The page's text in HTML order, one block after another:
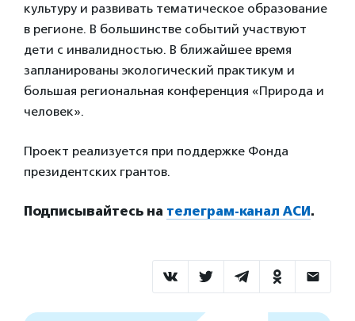
культуру и развивать тематическое образование
в регионе. В большинстве событий участвуют
дети с инвалидностью. В ближайшее время
запланированы экологический практикум и
большая региональная конференция «Природа и
человек».
Проект реализуется при поддержке Фонда
президентских грантов.
Подписывайтесь на телеграм-канал АСИ.